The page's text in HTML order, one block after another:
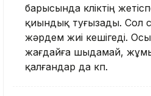
барысында көліктің
қиындық туғызады. Сол
жәрдем жиі кешігеді.
жағдайға шыдамай,
қалғандар да көп.